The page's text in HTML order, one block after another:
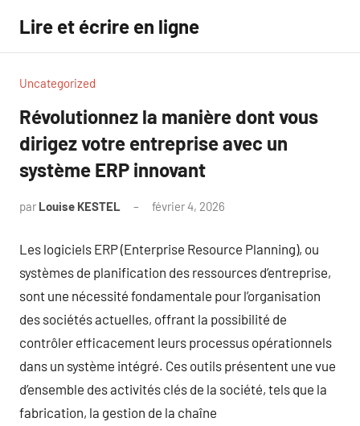
contenu
Lire et écrire en ligne
Uncategorized
Révolutionnez la manière dont vous
dirigez votre entreprise avec un
système ERP innovant
par Louise KESTEL février 4, 2026
Les logiciels ERP (Enterprise Resource Planning), ou
systèmes de planification des ressources d’entreprise,
sont une nécessité fondamentale pour l’organisation
des sociétés actuelles, offrant la possibilité de
contrôler efficacement leurs processus opérationnels
dans un système intégré. Ces outils présentent une vue
d’ensemble des activités clés de la société, tels que la
fabrication, la gestion de la chaîne